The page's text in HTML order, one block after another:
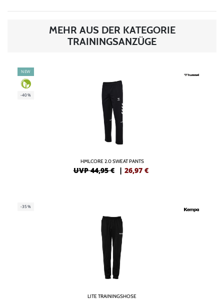
MEHR AUS DER KATEGORIE
TRAININGSANZÜGE
NEW
-40%
HMLCORE 2.0 SWEAT PANTS
UVP 44,95 € | 26,97 €
-35%
LITE TRAININGSHOSE